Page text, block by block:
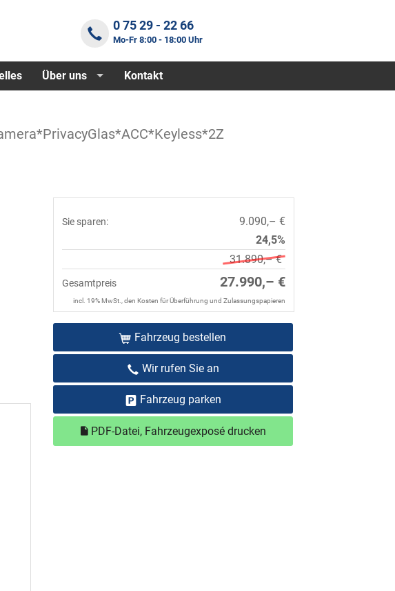
0 75 29 - 22 66
Mo-Fr 8:00 - 18:00 Uhr
Über uns Kontakt
Sie sparen:
9.090,– €
24,5%
31.890,– €
Gesamtpreis 27.990,– €
incl. 19% MwSt., den Kosten für Überführung und Zulassungspapieren
Fahrzeug bestellen
Wir rufen Sie an
Fahrzeug parken
PDF-Datei, Fahrzeugexposé drucken